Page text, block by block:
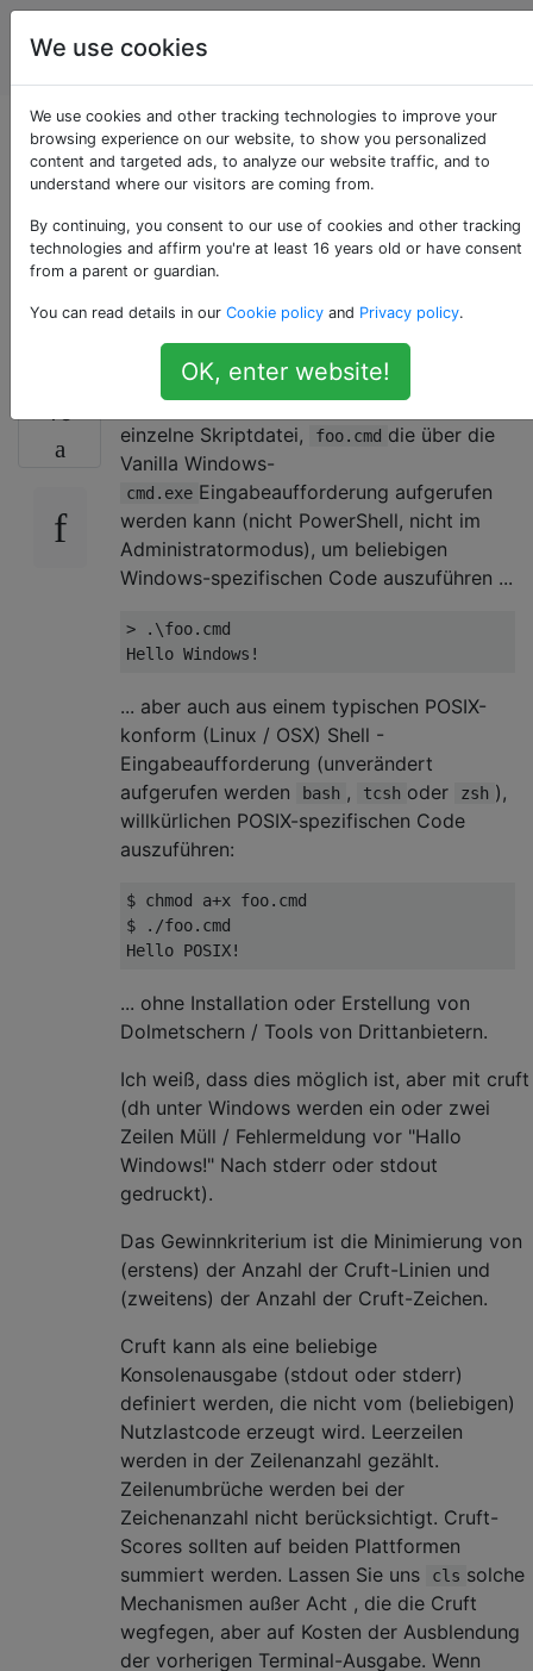
Programmierrätsel
& Code Golf
Eine ausführbare
Skriptdatei, die unter
POSIX und Windows
ausgeführt wird
16 Herausforderung: Schreiben Sie eine
einzelne Skriptdatei,
foo.cmd die über die
Vanilla Windows-
cmd.exe Eingabeaufforderung aufgerufen
werden kann (nicht PowerShell, nicht im
Administratormodus), um beliebigen
Windows-spezifischen Code auszuführen ...
> .\foo.cmd
... aber auch aus einem typischen POSIX-
konform (Linux / OSX) Shell -
Eingabeaufforderung (unverändert
aufgerufen werden
bash , tcsh oder zsh ),
willkürlichen POSIX-spezifischen Code
auszuführen:
$ chmod a+x foo.cmd
$ ./foo.cmd
... ohne Installation oder Erstellung von
Dolmetschern / Tools von Drittanbietern.
Ich weiß, dass dies möglich ist, aber mit cruft
(dh unter Windows werden ein oder zwei
Zeilen Müll / Fehlermeldung vor "Hallo
Windows!" Nach stderr oder stdout
gedruckt).
Das Gewinnkriterium ist die Minimierung von
(erstens) der Anzahl der Cruft-Linien und
(zweitens) der Anzahl der Cruft-Zeichen.
Cruft kann als eine beliebige
Konsolenausgabe (stdout oder stderr)
definiert werden, die nicht vom (beliebigen)
Nutzlastcode erzeugt wird. Leerzeilen
werden in der Zeilenanzahl gezählt.
Zeilenumbrüche werden bei der
Zeichenanzahl nicht berücksichtigt. Cruft-
Scores sollten auf beiden Plattformen
summiert werden. Lassen Sie uns
cls solche
Mechanismen außer Acht , die die Cruft
wegfegen, aber auf Kosten der Ausblendung
der vorherigen Terminal-Ausgabe. Wenn
We use cookies
We use cookies and other tracking technologies to improve your
browsing experience on our website, to show you personalized
content and targeted ads, to analyze our website traffic, and to
understand where our visitors are coming from.
By continuing, you consent to our use of cookies and other tracking
technologies and affirm you're at least 16 years old or have consent
from a parent or guardian.
You can read details in our Cookie policy and Privacy policy.
OK, enter website!